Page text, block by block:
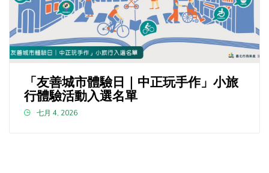
「友善城市體驗日｜中正玩手作」小旅
行體驗活動入選名單
七月 4, 2026